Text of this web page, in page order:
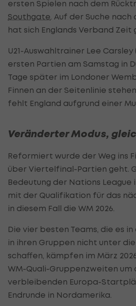
ersten Spielen nach dem
Southgate . Auf der Suche
hat sich Englands Verband Zeit
U21-Auswahltrainer Lee Carsley
ersten Partien am Samstag in
Tage später im Londoner
Finnen an der Seitenlinie stehen.
fehlt England aufgrund einer
Veränderter Modus,
Reformiert wurde der Weg ins
über Viertelfinal-Partien geht.
Bedeutung der Nations League
mit der Qualifikation für das
in diesem Fall die WM 2026.
Die vier besten Teams, die es in
in ihren Gruppen nicht unter
schaffen, kämpfen im März
WM-Quali-Gruppenzweiten um
verbleibenden Europa-
Endrunde in Nordamerika.